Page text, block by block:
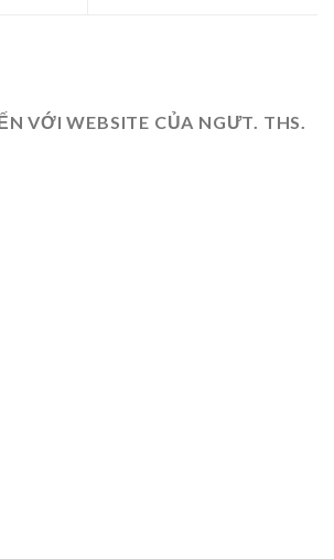
VỚI WEBSITE CỦA NGƯT. THS.